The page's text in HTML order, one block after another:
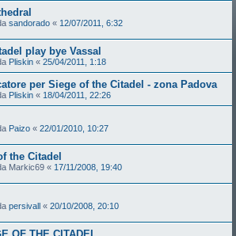
sandorado « 12/07/2011, 6:32
play bye Vassal
Pliskin « 25/04/2011, 1:18
per Siege of the Citadel - zona Padova
Pliskin « 18/04/2011, 22:26
Paizo « 22/01/2010, 10:27
the Citadel
Markic69 « 17/11/2008, 19:40
persivall « 20/10/2008, 20:10